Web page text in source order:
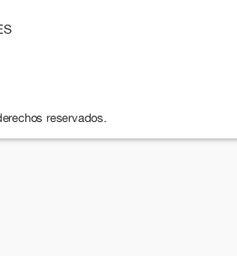
reservados.